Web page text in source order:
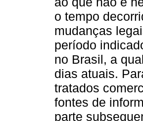
o tempo
mudanças
período
no Brasil, a
dias atuais.
tratados
fontes de
parte